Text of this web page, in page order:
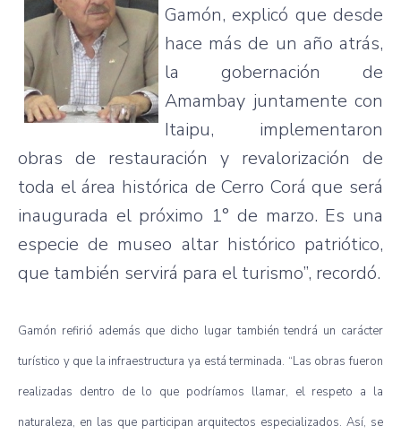
Gamón,explicó que desde
hace más de un año atrás,
la gobernación de
Amambay juntamente con
Itaipu, implementaron
obras de restauración y revalorización de
toda elárea histórica de Cerro Corá que será
inaugurada el próximo 1° de marzo. Es una
especie de museo altar histórico patriótico,
que también servirá para el turismo”, recordó.
Gamón refirió además que dicho lugar también tendrá un carácter
turístico y que la infraestructura ya está terminada. “Las obras fueron
realizadas dentro de lo que podríamos llamar, el respeto a la
naturaleza, en las que participan arquitectos especializados.Así, se